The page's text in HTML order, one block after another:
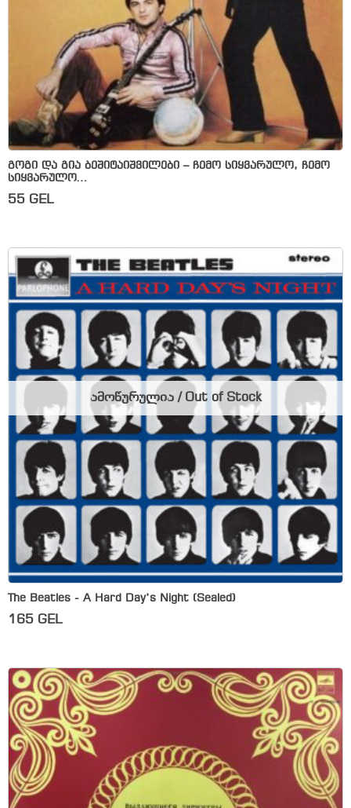
გოგი და გია ბეშიტაიშვილები – ჩემო სიყვარულო, ჩემო
სიყვარულო…
55 GEL
The Beatles ‎- A Hard Day’s Night (Sealed)
165 GEL
ამოწურულია / Out of Stock